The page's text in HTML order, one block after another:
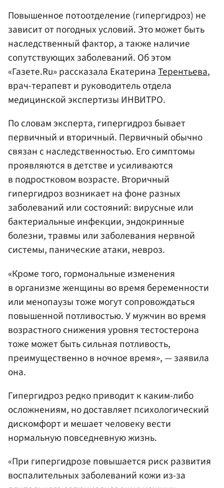
Повышенное потоотделение (гипергидроз) не
зависит от погодных условий. Это может быть
наследственный фактор, а также наличие
сопутствующих заболеваний. Об этом
«Газете.Ru» рассказала ЕкатеринаТерентьева,
врач-терапевт и руководитель отдела
медицинской экспертизы ИНВИТРО.
По словам эксперта, гипергидроз бывает
первичный и вторичный. Первичный обычно
связан с наследственностью. Его симптомы
проявляются в детстве и усиливаются
в подростковом возрасте. Вторичный
гипергидроз возникает на фоне разных
заболеваний или состояний: вирусные или
бактериальные инфекции, эндокринные
болезни, травмы или заболевания нервной
системы, панические атаки, невроз.
«Кроме того, гормональные изменения
в организме женщины во время беременности
или менопаузы тоже могут сопровождаться
повышенной потливостью. У мужчин во время
возрастного снижения уровня тестостерона
тоже может быть сильная потливость,
преимущественно в ночное время», — заявила
она.
Гипергидроз редко приводит к каким-либо
осложнениям, но доставляет психологический
дискомфорт и мешает человеку вести
нормальную повседневную жизнь.
«При гипергидрозе повышается риск развития
воспалительных заболеваний кожи из-за